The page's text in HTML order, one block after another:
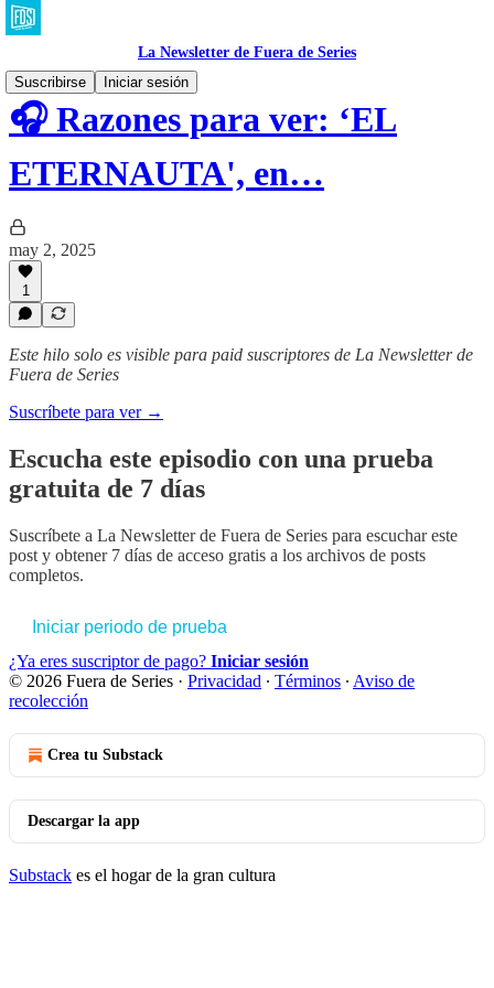
La Newsletter de Fuera de Series
Suscribirse
Iniciar sesión
🎧 Razones para ver: ‘EL
ETERNAUTA', en…
may 2, 2025
1
Este hilo solo es visible para paid suscriptores de La Newsletter de
Fuera de Series
Suscríbete para ver →
Escucha este episodio con una prueba
gratuita de 7 días
Suscríbete a La Newsletter de Fuera de Series para escuchar este
post y obtener 7 días de acceso gratis a los archivos de posts
completos.
Iniciar periodo de prueba
¿Ya eres suscriptor de pago? Iniciar sesión
© 2026 Fuera de Series · Privacidad ∙ Términos ∙ Aviso de
recolección
Crea tu Substack
Descargar la app
Substack es el hogar de la gran cultura